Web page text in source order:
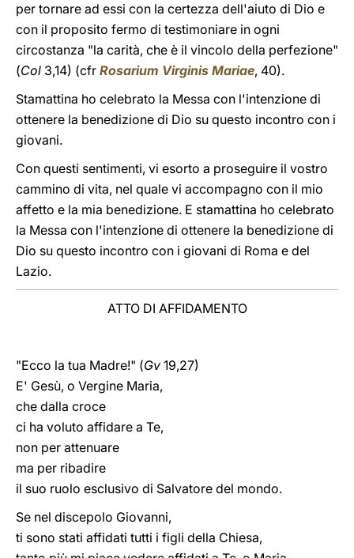
per tornare ad essi con la certezza dell'aiuto di Dio e
con il proposito fermo di testimoniare in ogni
circostanza "la carità, che è il vincolo della perfezione"
(Col 3,14) (cfr Rosarium Virginis Mariae, 40).
Stamattina ho celebrato la Messa con l'intenzione di
ottenere la benedizione di Dio su questo incontro con i
giovani.
Con questi sentimenti, vi esorto a proseguire il vostro
cammino di vita, nel quale vi accompagno con il mio
affetto e la mia benedizione. E stamattina ho celebrato
la Messa con l'intenzione di ottenere la benedizione di
Dio su questo incontro con i giovani di Roma e del
Lazio.
ATTO DI AFFIDAMENTO
"Ecco la tua Madre!" (Gv 19,27)
E' Gesù, o Vergine Maria,
che dalla croce
ci ha voluto affidare a Te,
non per attenuare
ma per ribadire
il suo ruolo esclusivo di Salvatore del mondo.
Se nel discepolo Giovanni,
ti sono stati affidati tutti i figli della Chiesa,